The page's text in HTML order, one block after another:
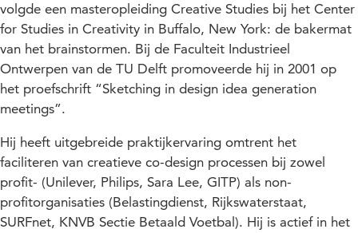
volgde een masteropleiding Creative Studies bij het Center
for Studies in Creativity in Buffalo, New York: de bakermat
van het brainstormen. Bij de Faculteit Industrieel
Ontwerpen van de TU Delft promoveerde hij in 2001 op
het proefschrift “Sketching in design idea generation
meetings”.
Hij heeft uitgebreide praktijkervaring omtrent het
faciliteren van creatieve co-design processen bij zowel
profit- (Unilever, Philips, Sara Lee, GITP) als non-
profitorganisaties (Belastingdienst, Rijkswaterstaat,
SURFnet, KNVB Sectie Betaald Voetbal). Hij is actief in het